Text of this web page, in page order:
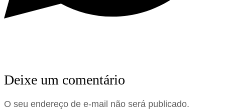
Deixe um comentário
O seu endereço de e-mail não será publicado.